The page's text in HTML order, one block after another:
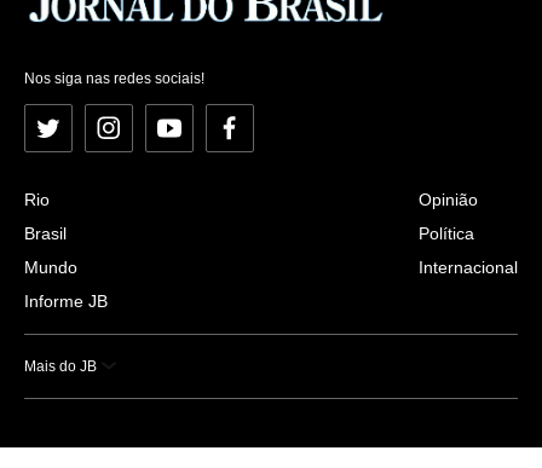
Nos siga nas redes sociais!
Twitter InstagramYouTubeFacebook
Rio
Brasil
Mundo
Informe JB
Opinião
Política
Internacional
Mais do JB
Esportes